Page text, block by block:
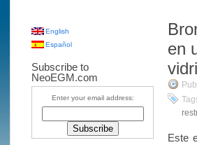
en
Este
English
Español
Subscribe to
NeoEGM.com
Enter your email address: